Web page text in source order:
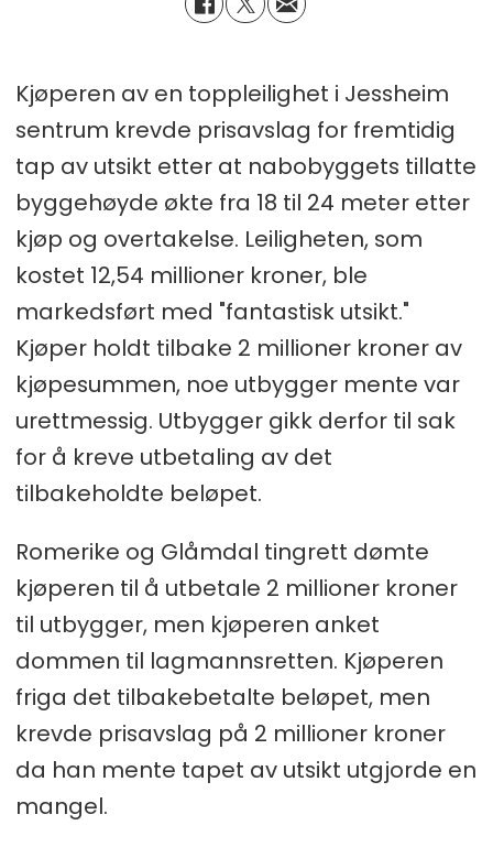
Kjøperen av en toppleilighet i Jessheim
sentrum krevde prisavslag for fremtidig
tap av utsikt etter at nabobyggets tillatte
byggehøyde økte fra 18 til 24 meter etter
kjøp og overtakelse. Leiligheten, som
kostet 12,54 millioner kroner, ble
markedsført med "fantastisk utsikt."
Kjøper holdt tilbake 2 millioner kroner av
kjøpesummen, noe utbygger mente var
urettmessig. Utbygger gikk derfor til sak
for å kreve utbetaling av det
tilbakeholdte beløpet.
Romerike og Glåmdal tingrett dømte
kjøperen til å utbetale 2 millioner kroner
til utbygger, men kjøperen anket
dommen til lagmannsretten. Kjøperen
friga det tilbakebetalte beløpet, men
krevde prisavslag på 2 millioner kroner
da han mente tapet av utsikt utgjorde en
mangel.